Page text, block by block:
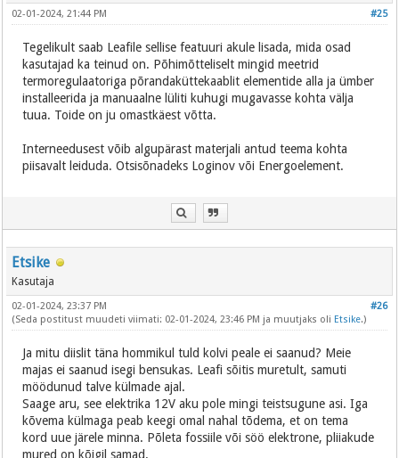
#25
02-01-2024, 21:44 PM
Tegelikult saab Leafile sellise featuuri akule lisada, mida osad
kasutajad ka teinud on. Põhimõtteliselt mingid meetrid
termoregulaatoriga põrandaküttekaablit elementide alla ja ümber
installeerida ja manuaalne lüliti kuhugi mugavasse kohta välja
tuua. Toide on ju omastkäest võtta.
Interneedusest võib algupärast materjali antud teema kohta
piisavalt leiduda. Otsisõnadeks Loginov või Energoelement.
Etsike
Kasutaja
#26
02-01-2024, 23:37 PM
(Seda postitust muudeti viimati: 02-01-2024, 23:46 PM ja muutjaks oli Etsike.)
Ja mitu diislit täna hommikul tuld kolvi peale ei saanud? Meie
majas ei saanud isegi bensukas. Leafi sõitis muretult, samuti
möödunud talve külmade ajal.
Saage aru, see elektrika 12V aku pole mingi teistsugune asi. Iga
kõvema külmaga peab keegi omal nahal tõdema, et on tema
kord uue järele minna. Põleta fossiile või söö elektrone, pliiakude
mured on kõigil samad.